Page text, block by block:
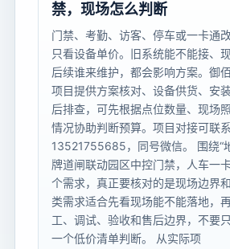
禁，现场怎么判断
门禁、考勤、访客、停车或一卡通
只看设备单价。旧系统能不能接、
后续谁来维护，都会影响方案。御
项目提供方案核对、设备供货、安
后排查，可先根据点位数量、现场
情况协助判断预算。项目对接可联系
13521755685，同号微信。 围绕“
牌道闸联动园区中控门禁，人车一
个需求，真正要核对的是现场边界
类需求适合先看现场能不能落地，
工、调试、验收和售后边界，不要
一个低价清单判断。 从实际项